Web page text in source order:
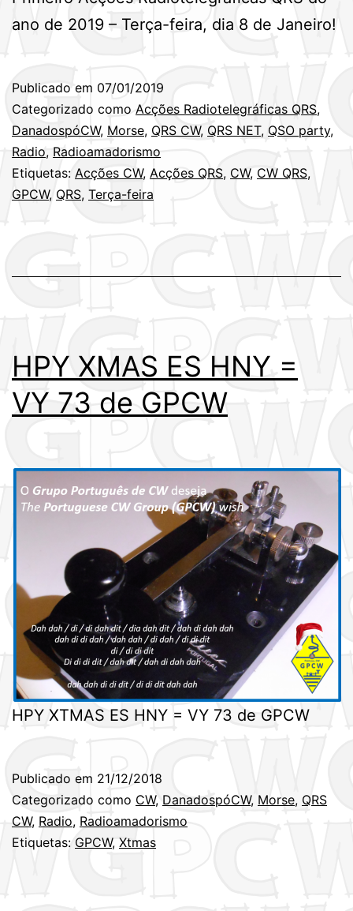
ano de 2019 – Terça-feira, dia 8 de Janeiro!
Publicado em 07/01/2019
Categorizado como Acções Radiotelegráficas QRS,
DanadospóCW, Morse, QRS CW, QRS NET, QSO party,
Radio, Radioamadorismo
Etiquetas: Acções CW, Acções QRS, CW, CW QRS,
GPCW, QRS, Terça-feira
HPY XMAS ES HNY =
VY 73 de GPCW
HPY XTMAS ES HNY = VY 73 de GPCW
Publicado em 21/12/2018
Categorizado como CW, DanadospóCW, Morse, QRS
CW, Radio, Radioamadorismo
Etiquetas: GPCW, Xtmas